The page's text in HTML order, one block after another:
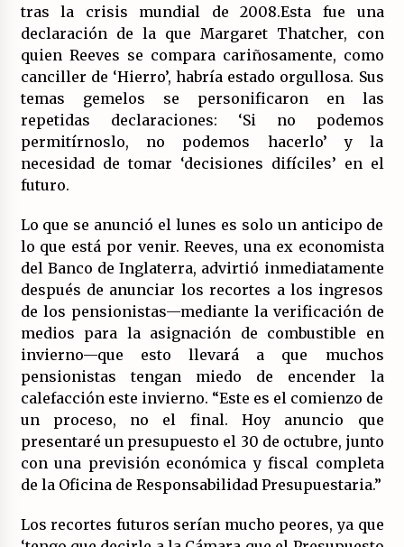
tras la crisis mundial de 2008.Esta fue una
declaración de la que Margaret Thatcher, con
quien Reeves se compara cariñosamente, como
canciller de ‘Hierro’, habría estado orgullosa. Sus
temas gemelos se personificaron en las
repetidas declaraciones: ‘Si no podemos
permitírnoslo, no podemos hacerlo’ y la
necesidad de tomar ‘decisiones difíciles’ en el
futuro.
Lo que se anunció el lunes es solo un anticipo de
lo que está por venir. Reeves, una ex economista
del Banco de Inglaterra, advirtió inmediatamente
después de anunciar los recortes a los ingresos
de los pensionistas—mediante la verificación de
medios para la asignación de combustible en
invierno—que esto llevará a que muchos
pensionistas tengan miedo de encender la
calefacción este invierno. “Este es el comienzo de
un proceso, no el final. Hoy anuncio que
presentaré un presupuesto el 30 de octubre, junto
con una previsión económica y fiscal completa
de la Oficina de Responsabilidad Presupuestaria.”
Los recortes futuros serían mucho peores, ya que